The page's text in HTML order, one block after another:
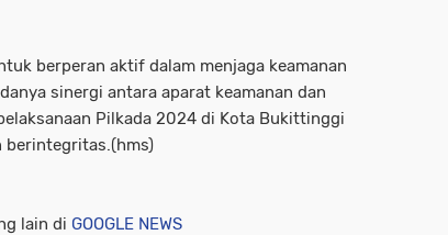
berperan aktif dalam menjaga keamanan
sinergi antara aparat keamanan dan
Pilkada 2024 di Kota Bukittinggi
berintegritas.(hms)
lain di GOOGLE NEWS